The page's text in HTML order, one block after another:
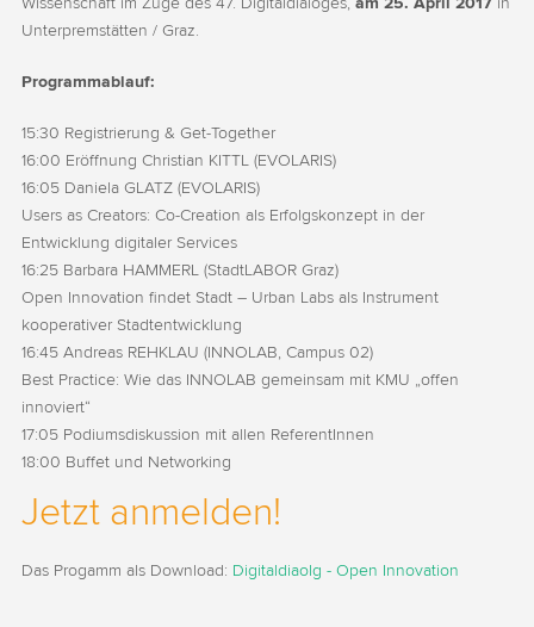
Unterpremstätten / Graz.
Programmablauf:
15:30 Registrierung & Get-Together
16:00 Eröffnung Christian KITTL (EVOLARIS)
16:05 Daniela GLATZ (EVOLARIS)
Users as Creators: Co-Creation als Erfolgskonzept in der
Entwicklung digitaler Services
16:25 Barbara HAMMERL (StadtLABOR Graz)
Open Innovation findet Stadt – Urban Labs als Instrument
kooperativer Stadtentwicklung
16:45 Andreas REHKLAU (INNOLAB, Campus 02)
Best Practice: Wie das INNOLAB gemeinsam mit KMU „offen
innoviert“
17:05 Podiumsdiskussion mit allen ReferentInnen
18:00 Buffet und Networking
Jetzt anmelden!
Das Progamm als Download: Digitaldiaolg - Open Innovation